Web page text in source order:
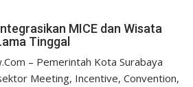
MICE dan Wisata
Tinggal
– Pemerintah Kota Surabaya
Meeting, Incentive, Convention,